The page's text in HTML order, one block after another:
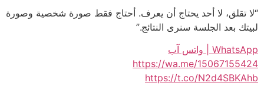
“لا تقلق، لا أحد يحتاج أن يعرف. أحتاج فقط صورة شخصية وصورة
لبيتك بعد الجلسة سنرى النتائج.”
WhatsApp | واتس آب
https://wa.me/15067155424
https://t.co/N2d4SBKAhb